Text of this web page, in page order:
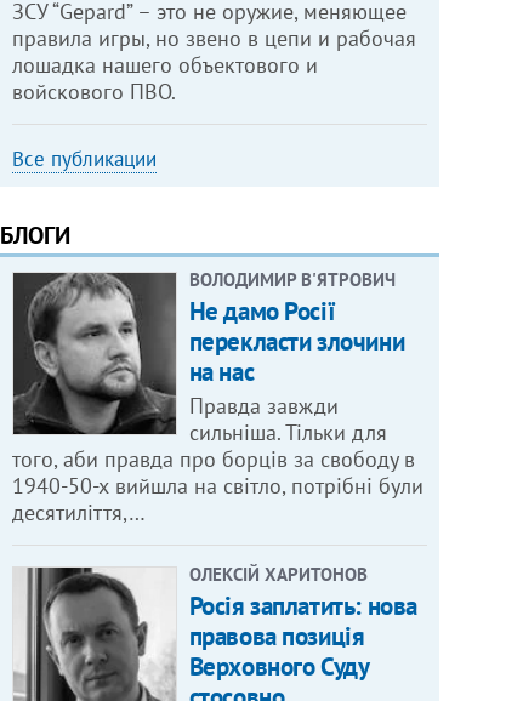
ЗСУ “Gepard” – это не оружие, меняющее
правила игры, но звено в цепи и рабочая
лошадка нашего объектового и
войскового ПВО.
Все публикации
БЛОГИ
ВОЛОДИМИР В'ЯТРОВИЧ
Не дамо Росії
перекласти злочини
на нас
Правда завжди
сильніша. Тільки для
того, аби правда про борців за свободу в
1940-50-х вийшла на світло, потрібні були
десятиліття,…
ОЛЕКСІЙ ХАРИТОНОВ
Росія заплатить: нова
правова позиція
Верховного Суду